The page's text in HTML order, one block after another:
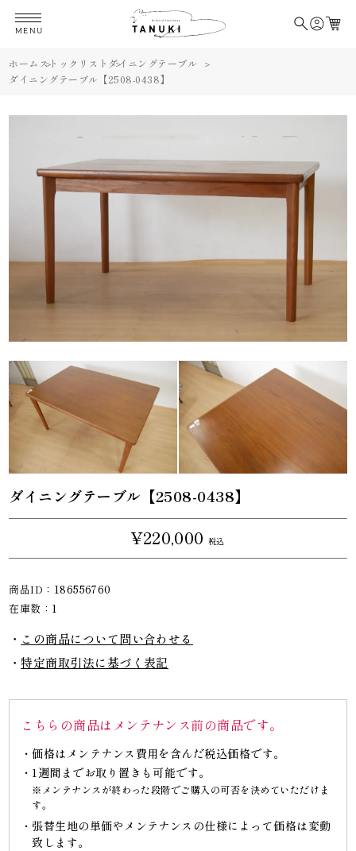
MENU
ホーム ストックリスト ダイニングテーブル
ダイニングテーブル【2508-0438】
ダイニングテーブル【2508-0438】
¥220,000 税込
商品ID： 186556760
在庫数： 1
この商品について問い合わせる
特定商取引法に基づく表記
こちらの商品はメンテナンス前の商品です。
価格はメンテナンス費用を含んだ税込価格です。
1週間までお取り置きも可能です。
※メンテナンスが終わった段階でご購入の可否を決めていただけま
す。
張替生地の単価やメンテナンスの仕様によって価格は変動
致します。